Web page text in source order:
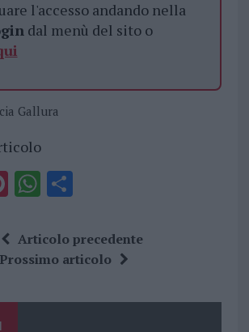
l'accesso andando nella
dal menù del sito o
Gallura
Pi
te
re
W
at
s
p
S
a
re
Articolo precedente
Prossimo articolo